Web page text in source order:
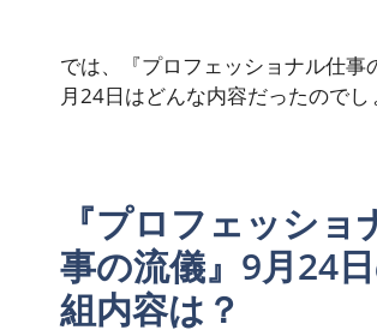
では、『プロフェッショナル仕事
月24日はどんな内容だったのでし
『プロフェッショ
事の流儀』9月24
組内容は？